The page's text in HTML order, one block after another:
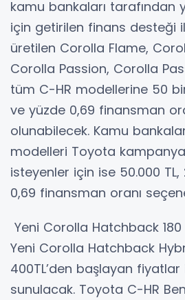
kamu bankaları tarafından
için getirilen finans desteği
üretilen Corolla Flame,
Corolla Passion, Corolla
tüm C-HR modellerine 50
ve yüzde 0,69 finansman
olunabilecek. Kamu
modelleri Toyota
isteyenler için ise 50.000
0,69 finansman oranı
Yeni Corolla Hatchback 180
Yeni Corolla Hatchback
400TL’den başlayan fiyatlar
sunulacak. Toyota C-HR